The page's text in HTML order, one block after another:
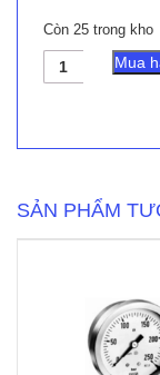
Còn 25 trong kho
Đồng
Hồ
số
lượng
Mua
SẢN PHẨM